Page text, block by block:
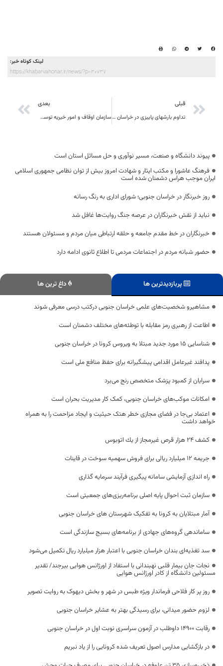
لینک کوتاه خبر:
https://khabarvahonar.ir/news/?p=30737
قبلی
تداوم بارشهای پاییزی در خراسان جنوبی تا پایان هفته
بعدی
سازمان اوقاف و امور خیریه توسعه خدمات اجتماعی در جوار بقاع متبرکه را دنبال می کند
پیوند دانشگاه و صنعت، مسیر نوآوری و حل مسائل استان است
فرهنگ عاشورا و مکتب ایثار و شهادت امروز بیش از توان نظامی جمهوری اسلامی
ایران موجب هراس دشمنان شده است
روز خبرنگار در خراسان جنوبی؛ شورای اداری به رنگ رسانه
نباید از نقش خبرنگاران در عرصه جنگ روایت‌ها غافل شد
خبرنگاران در خط مقدم جامعه و حلقه ارتباطی میان مردم و مسئولان هستند
حضور شبانه مردم در اجتماعات مردمی تا اطلاع ثانوی ادامه دارد
پربازدیدترین ها داغ ترین ها
مشاهیرو شخصیت‌های علمی خراسان جنوبی درکتب درسی معرفی شوند
اطاعت از رهبری رمز مقابله با توطئه‌های مختلف دشمنان است
شناسایی ۱۵ مورد جدید مبتلا به ویروس کرونا در خراسان جنوبی
پدافند غیرعامل اقدامی پیشگیرانه برای حفظ منافع ملی است
سرایان از کمبود پزشک متخصص رنج می‌برد
امکانات موکب‌های خراسان جنوبی، کمک کار مدیریت بحران است
اعتماد بی‌جا در فضای مجازی خطر هتک حیثیت و ایجاد مزاحمت را به همراه
خواهد داشت
کشف ۲۴ هزار قرص غيرمجاز از يك اتوبوس
جریمه ۱۲ میلیارد ریالی برای فروش سهمیه سوخت در قاینات
راه اندازی آزمایشی سامانه پیگیری فرآیند سرمایه گذاری
سازمان ثبت احوال پایه اصلی برنامه‌ریزی‌های جمعیتی است
آمار مبتلایان به کرونا به تفکیک شهرستان های خراسان جنوبی
ساماندهی گروه‌های جهادی از برنامه‌های بسیج سازندگی است
سد تغذیه‌ای بندان خراسان جنوبی با اعتبار هزار میلیارد ریال تکمیل می‌شود
نجات جان بیمار قلبی نهبندانی با استفاد از اورژانس هوایی بیرجند/ تقدیر
مسئولین دانشگاه از کادر اورژانس هوایی
روز پر کار فلاحی فرماندار ویژه طبس در شهر و بخش دیهوک به روایت تصویر
لزوم حضور میدانی، برای رسیدگی بهتر به عشایر خراسان جنوبی
رقابت ۱۴۹۰۰ داوطلب در آزمون سراسری نوبت اول در خراسان جنوبی
در بازگشایی مدارس اصول تعریف شده کرونایی را از یاد نبریم